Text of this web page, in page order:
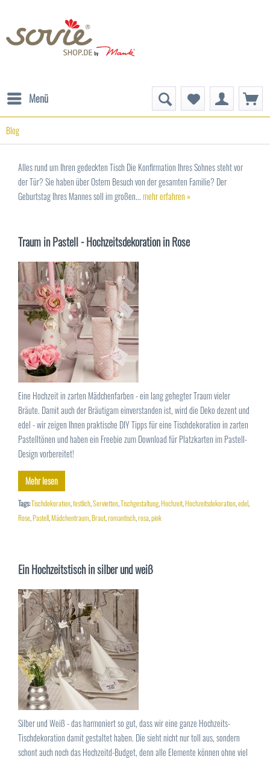
Menü
Blog
Alles rund um Ihren gedeckten Tisch Die Konfirmation Ihres Sohnes steht vor
der Tür? Sie haben über Ostern Besuch von der gesamten Familie? Der
Geburtstag Ihres Mannes soll im großen...mehr erfahren »
Traum in Pastell - Hochzeitsdekoration in Rose
Eine Hochzeit in zarten Mädchenfarben - ein lang gehegter Traum vieler
Bräute. Damit auch der Bräutigam einverstanden ist, wird die Deko dezent und
edel - wir zeigen Ihnen praktische DIY Tipps für eine Tischdekoration in zarten
Pastelltönen und haben ein Freebie zum Download für Platzkarten im Pastell-
Design vorbereitet!
Mehr lesen
Tags:Tischdekoration,festlich,Servietten,Tischgestaltung,Hochzeit,Hochzeitsdekoration,edel,
Rose,Pastell,Mädchentraum,Braut,romantisch,rosa,pink
Ein Hochzeitstisch in silber und weiß
Silber und Weiß - das harmoniert so gut, dass wir eine ganze Hochzeits-
Tischdekoration damit gestaltet haben. Die sieht nicht nur toll aus, sondern
schont auch noch das Hochzeitd-Budget, denn alle Elemente können ohne viel